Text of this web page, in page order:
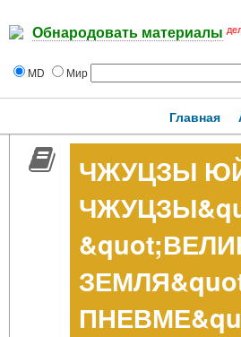
Обнародовать материалы
MD Мир
Главная
ЧЖУЦЗЫ